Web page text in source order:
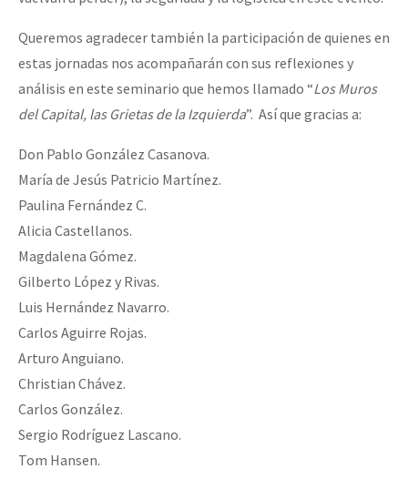
Eventos
Contacto
Queremos agradecer también la participación de quienes en
estas jornadas nos acompañarán con sus reflexiones y
análisis en este seminario que hemos llamado “Los Muros
del Capital, las Grietas de la Izquierda”. Así que gracias a:
Don Pablo González Casanova.
María de Jesús Patricio Martínez.
Paulina Fernández C.
Alicia Castellanos.
Magdalena Gómez.
Gilberto López y Rivas.
Luis Hernández Navarro.
Carlos Aguirre Rojas.
Arturo Anguiano.
Christian Chávez.
Carlos González.
Sergio Rodríguez Lascano.
Tom Hansen.